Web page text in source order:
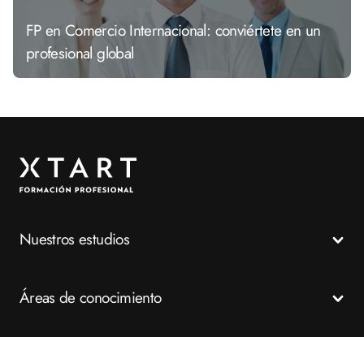
FP en Comercio Internacional: conviértete en un
profesional global
Nuestros estudios
Grados Medios
Áreas de conocimiento